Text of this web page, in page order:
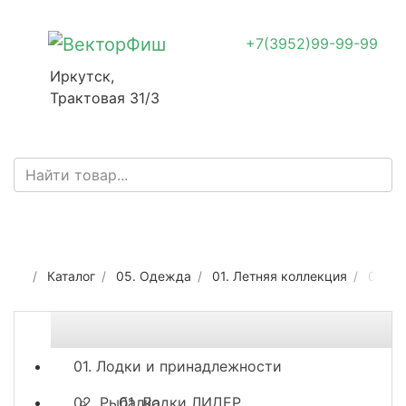
+7(3952)99-99-99
Иркутск,
Трактовая 31/3
Каталог 05. Одежда 01. Летняя коллекция 04.
01. Лодки и принадлежности
01. Лодки ЛИДЕР
02. Рыбалка